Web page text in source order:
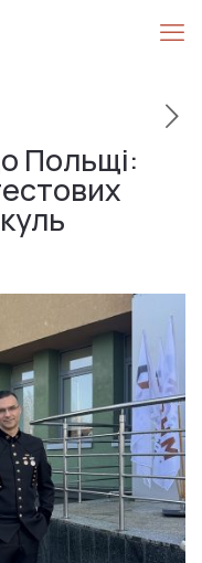
Польщі: